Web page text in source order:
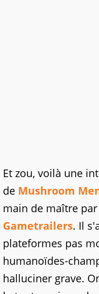
Et zou, voilà une
de Mushroom
main de maître
Gametrailers. Il
plateformes pas
humanoïdes-
halluciner grave.